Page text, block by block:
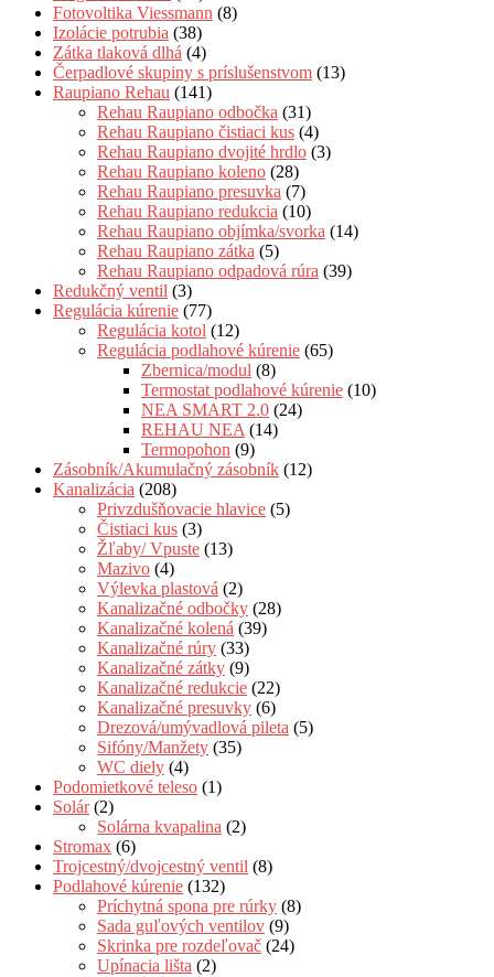
Fotovoltika Viessmann (8)
Izolácie potrubia (38)
Zátka tlaková dlhá (4)
Čerpadlové skupiny s príslušenstvom (13)
Raupiano Rehau (141)
Rehau Raupiano odbočka (31)
Rehau Raupiano čistiaci kus (4)
Rehau Raupiano dvojité hrdlo (3)
Rehau Raupiano koleno (28)
Rehau Raupiano presuvka (7)
Rehau Raupiano redukcia (10)
Rehau Raupiano objímka/svorka (14)
Rehau Raupiano zátka (5)
Rehau Raupiano odpadová rúra (39)
Redukčný ventil (3)
Regulácia kúrenie (77)
Regulácia kotol (12)
Regulácia podlahové kúrenie (65)
Zbernica/modul (8)
Termostat podlahové kúrenie (10)
NEA SMART 2.0 (24)
REHAU NEA (14)
Termopohon (9)
Zásobník/Akumulačný zásobník (12)
Kanalizácia (208)
Privzdušňovacie hlavice (5)
Čistiaci kus (3)
Žľaby/ Vpuste (13)
Mazivo (4)
Výlevka plastová (2)
Kanalizačné odbočky (28)
Kanalizačné kolená (39)
Kanalizačné rúry (33)
Kanalizačné zátky (9)
Kanalizačné redukcie (22)
Kanalizačné presuvky (6)
Drezová/umývadlová pileta (5)
Sifóny/Manžety (35)
WC diely (4)
Podomietkové teleso (1)
Solár (2)
Solárna kvapalina (2)
Stromax (6)
Trojcestný/dvojcestný ventil (8)
Podlahové kúrenie (132)
Príchytná spona pre rúrky (8)
Sada guľových ventilov (9)
Skrinka pre rozdeľovač (24)
Upínacia lišta (2)